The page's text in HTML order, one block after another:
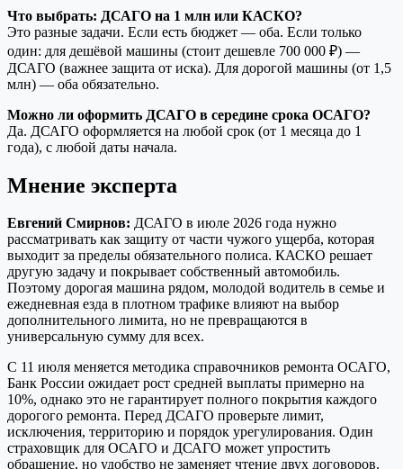
Что выбрать: ДСАГО на 1 млн или КАСКО?
Это разные задачи. Если есть бюджет — оба. Если только
один: для дешёвой машины (стоит дешевле 700 000 ₽) —
ДСАГО (важнее защита от иска). Для дорогой машины (от 1,5
млн) — оба обязательно.
Можно ли оформить ДСАГО в середине срока ОСАГО?
Да. ДСАГО оформляется на любой срок (от 1 месяца до 1
года), с любой даты начала.
Мнение эксперта
Евгений Смирнов: ДСАГО в июле 2026 года нужно
рассматривать как защиту от части чужого ущерба, которая
выходит за пределы обязательного полиса. КАСКО решает
другую задачу и покрывает собственный автомобиль.
Поэтому дорогая машина рядом, молодой водитель в семье и
ежедневная езда в плотном трафике влияют на выбор
дополнительного лимита, но не превращаются в
универсальную сумму для всех.
С 11 июля меняется методика справочников ремонта ОСАГО,
Банк России ожидает рост средней выплаты примерно на
10%, однако это не гарантирует полного покрытия каждого
дорогого ремонта. Перед ДСАГО проверьте лимит,
исключения, территорию и порядок урегулирования. Один
страховщик для ОСАГО и ДСАГО может упростить
обращение, но удобство не заменяет чтение двух договоров.